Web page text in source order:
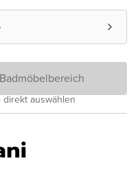
auswählen